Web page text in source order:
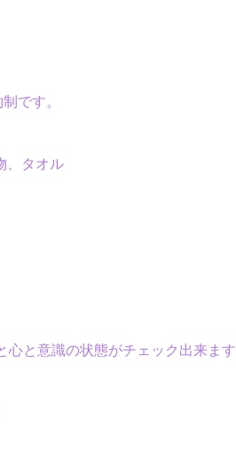
です。
、タオル
心と意識の状態がチェック出来ます